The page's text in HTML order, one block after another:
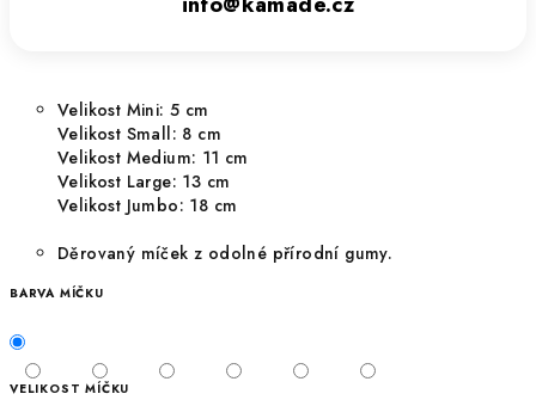
Velikost Mini: 5 cm
Velikost Small: 8 cm
Velikost Medium: 11 cm
Velikost Large: 13 cm
Velikost Jumbo: 18 cm
Děrovaný míček z odolné přírodní gumy.
BARVA MÍČKU
VELIKOST MÍČKU